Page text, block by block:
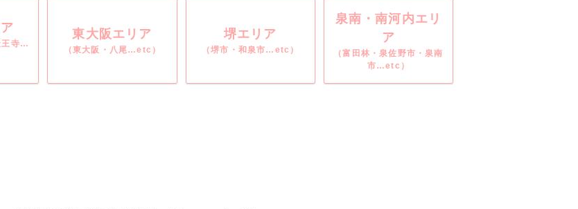
王寺…
東大阪エリア
（東大阪・八尾…etc）
堺エリア
（堺市・和泉市…etc）
泉南・南河内エリ
ア
（富田林・泉佐野市・泉南
市…etc）